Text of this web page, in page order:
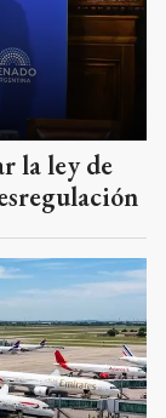
la ley de